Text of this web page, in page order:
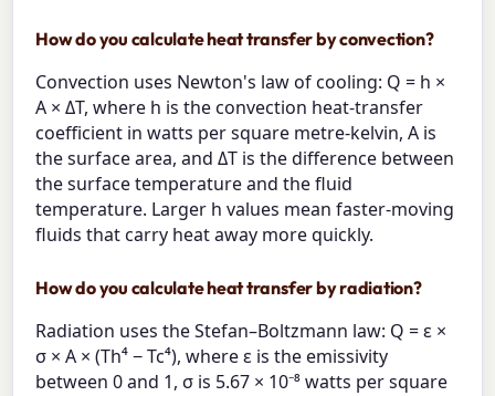
How do you calculate heat transfer by convection?
Convection uses Newton's law of cooling: Q = h ×
A × ΔT, where h is the convection heat-transfer
coefficient in watts per square metre-kelvin, A is
the surface area, and ΔT is the difference between
the surface temperature and the fluid
temperature. Larger h values mean faster-moving
fluids that carry heat away more quickly.
How do you calculate heat transfer by radiation?
Radiation uses the Stefan–Boltzmann law: Q = ε ×
σ × A × (Th⁴ − Tc⁴), where ε is the emissivity
between 0 and 1, σ is 5.67 × 10⁻⁸ watts per square